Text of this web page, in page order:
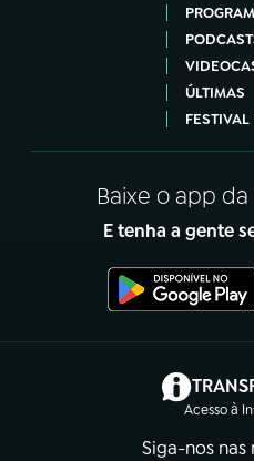
ÚLTIMAS
Baixe o app
E tenha a gente
Acesso à
Siga-nos nas